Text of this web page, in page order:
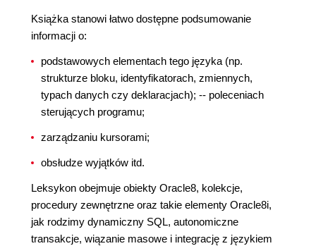
Książka stanowi łatwo dostępne podsumowanie
informacji o:
podstawowych elementach tego języka (np.
strukturze bloku, identyfikatorach, zmiennych,
typach danych czy deklaracjach); -- poleceniach
sterujących programu;
zarządzaniu kursorami;
obsłudze wyjątków itd.
Leksykon obejmuje obiekty Oracle8, kolekcje,
procedury zewnętrzne oraz takie elementy Oracle8i,
jak rodzimy dynamiczny SQL, autonomiczne
transakcje, wiązanie masowe i integrację z językiem